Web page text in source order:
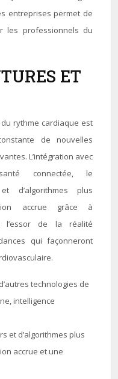
entreprises permet de
les professionnels du
ET
rythme cardiaque est
de nouvelles
L’intégration avec
connectée, le
d’algorithmes plus
accrue grâce à
l’essor de la réalité
qui façonneront
technologies de
intelligence
et d’algorithmes plus
accrue et une